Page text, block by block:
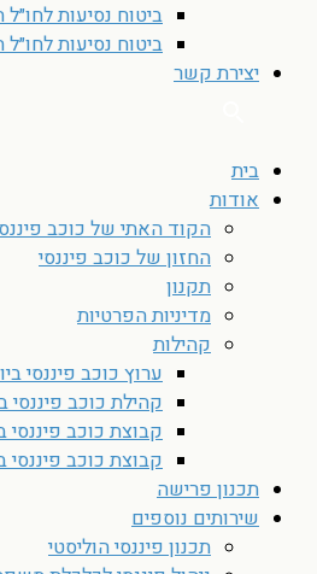
ביטוח נסיעות
ביטוח נסיעות
יצירת קשר
בית
אודות
הקוד האתי של כוכב
החזון של כוכב פיננסי
תקנון
מדיניות הפרטיות
קהילות
ערוץ כוכב פיננסי
קהילת כוכב פיננסי
קבוצת כוכב
קבוצת כוכב פיננסי
תכנון פרישה
שירותים נוספים
תכנון פיננסי הוליסטי